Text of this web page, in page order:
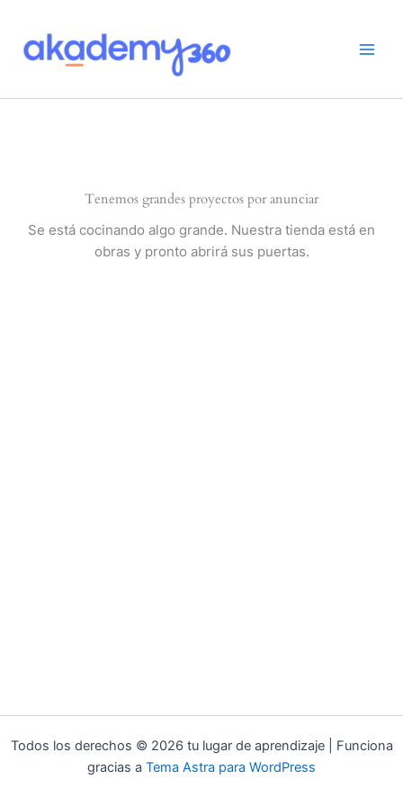
contenido
Tenemos grandes proyectos por anunciar
Se está cocinando algo grande. Nuestra tienda está en
obras y pronto abrirá sus puertas.
Todos los derechos © 2026 tu lugar de aprendizaje | Funciona
gracias a Tema Astra para WordPress